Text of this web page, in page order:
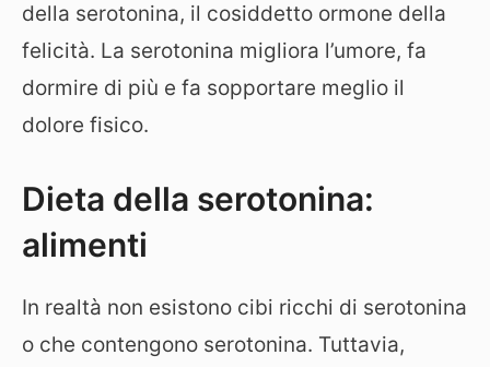
della serotonina, il cosiddetto ormone della
felicità. La serotonina migliora l’umore, fa
dormire di più e fa sopportare meglio il
dolore fisico.
Dieta della serotonina:
alimenti
In realtà non esistono cibi ricchi di serotonina
o che contengono serotonina. Tuttavia,